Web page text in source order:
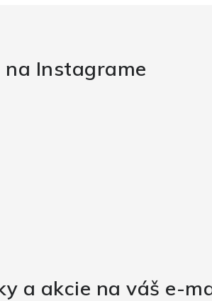
na Instagrame
a akcie na váš e-